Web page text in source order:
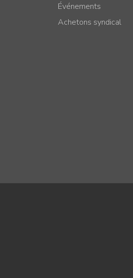
Événements
Achetons syndical